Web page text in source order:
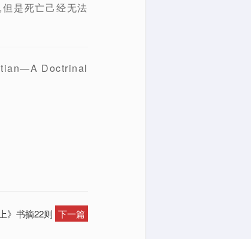
是死亡己经无法
Doctrinal
》书摘22则 下一篇